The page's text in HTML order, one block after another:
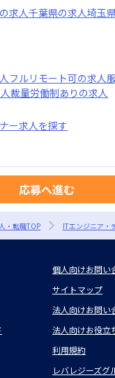
の求人千葉県の求人埼玉
フルリモート可の求人
裁量労働制あり の求人
ー求人を探す
応募へ進む
・転職TOP ITエンジニア・
個人向けお問い
サイトマップ
法人向けお問い
法人向けお役立
利用規約
レバレジーズグ